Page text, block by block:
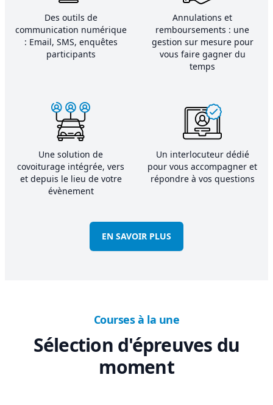
Des outils de
communication numérique
: Email, SMS, enquêtes
participants
Annulations et
remboursements : une
gestion sur mesure pour
vous faire gagner du
temps
Une solution de
covoiturage intégrée, vers
et depuis le lieu de votre
évènement
Un interlocuteur dédié
pour vous accompagner et
répondre à vos questions
EN SAVOIR PLUS
Courses à la une
Sélection d'épreuves du
moment